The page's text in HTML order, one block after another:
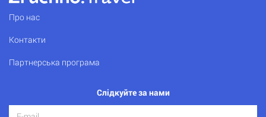
Про нас
Контакти
Партнерська програма
Слідкуйте за нами